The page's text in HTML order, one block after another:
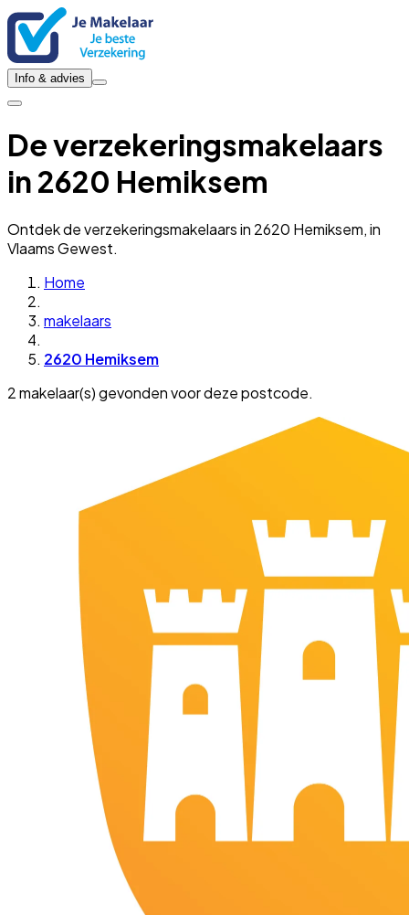
Info & advies
De verzekeringsmakelaars
in 2620 Hemiksem
Ontdek de verzekeringsmakelaars in 2620 Hemiksem, in
Vlaams Gewest.
Home
makelaars
2620 Hemiksem
2 makelaar(s) gevonden voor deze postcode.